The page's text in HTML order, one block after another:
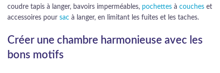
coudre tapis à langer, bavoirs imperméables, pochettes à couches et
accessoires pour sac à langer, en limitant les fuites et les taches.
Créer une chambre harmonieuse avec les
bons motifs